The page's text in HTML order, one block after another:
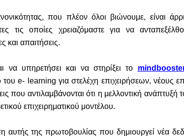
που πλέον όλοι βιώνουμε, είναι
τις οποίες χρειαζόμαστε για να
απαιτήσεις.
να υπηρετήσει και να στηρίξει το
τουe- learning για στελέχη επιχειρήσεων, νέους
που αντιλαμβάνονται ότι η μελλοντική ανάπτυξή
επιχειρηματικού μοντέλου.
αυτής της πρωτοβουλίας που δημιουργεί νέα